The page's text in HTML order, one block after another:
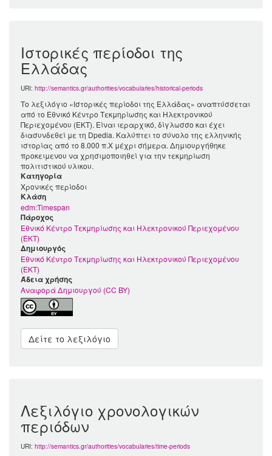
Ιστορικές περίοδοι της
Ελλάδας
URI: http://semantics.gr/authorities/vocabularies/historical-periods
Το λεξιλόγιο «Ιστορικές περίοδοι της Ελλάδας» αναπτύσσεται
από το Εθνικό Κέντρο Τεκμηρίωσης και Ηλεκτρονικού
Περιεχομένου (ΕΚΤ). Είναι ιεραρχικό, δίγλωσσο και έχει
διασυνδεθεί με τη Dpedia. Καλύπτει το σύνολο της ελληνικής
ιστορίας από το 8.000 π.Χ μέχρι σήμερα. Δημιουργήθηκε
προκειμενου να χρησιμοποιηθεί για την τεκμηρίωση
πολιτιστικού υλικου.
Κατηγορία
Χρονικές περίοδοι
Kλάση
edm:Timespan
Πάροχος
Εθνικό Κέντρο Τεκμηρίωσης και Ηλεκτρονικού Περιεχομένου
(ΕΚΤ)
Δημιουργός
Εθνικό Κέντρο Τεκμηρίωσης και Ηλεκτρονικού Περιεχομένου
(ΕΚΤ)
Άδεια χρήσης
Αναφορά Δημιουργού (CC BY)
Δείτε το λεξιλόγιο
Λεξιλόγιο χρονολογικών
περιόδων
URI: http://semantics.gr/authorities/vocabularies/time-periods